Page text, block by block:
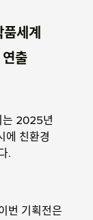
세계
출
는 2025년
에 친환경
.
번 기획전은